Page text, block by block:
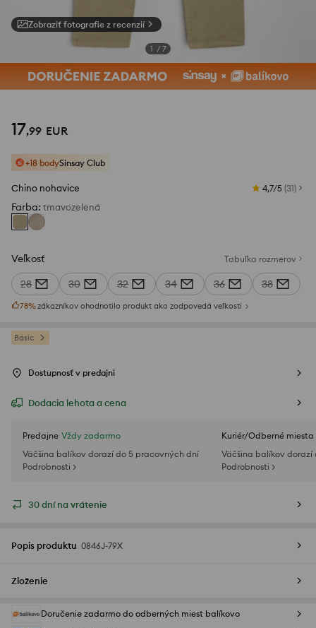
Zobraziť fotografie z recenzií
1 / 7
17,99 EUR
+18 bodySinsay Club
Chino nohavice 4,7/5 (31)
Farba: tmavozelená
Veľkosť Tabuľka rozmerov
28 30 32 34 36 38
78%zákazníkov ohodnotilo produkt ako zodpovedá veľkosti
Basic
Dostupnosť v predajni
Dodacia lehota a cena
Predajne Vždy zadarmo
Väčšina balíkov dorazí do 5 pracovných dní
Podrobnosti >
Kuriér/Odberné miesta
Väčšina balíkov
Podrobnosti >
30 dní na vrátenie
Popis produktu 0846J-79X
Zloženie
Doručenie zadarmo do odberných miest balíkovo